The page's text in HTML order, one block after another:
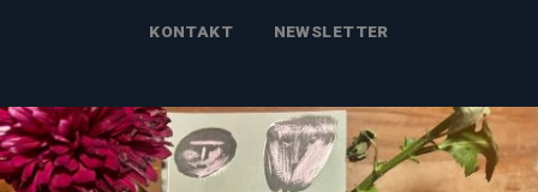
KONTAKT NEWSLETTER